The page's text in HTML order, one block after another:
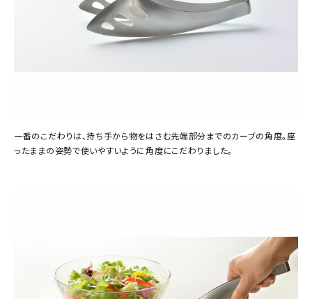
一番のこだわりは、持ち手から物をはさむ先端部分までのカーブの角度。座
ったままの姿勢で使いやすいように角度にこだわりました。